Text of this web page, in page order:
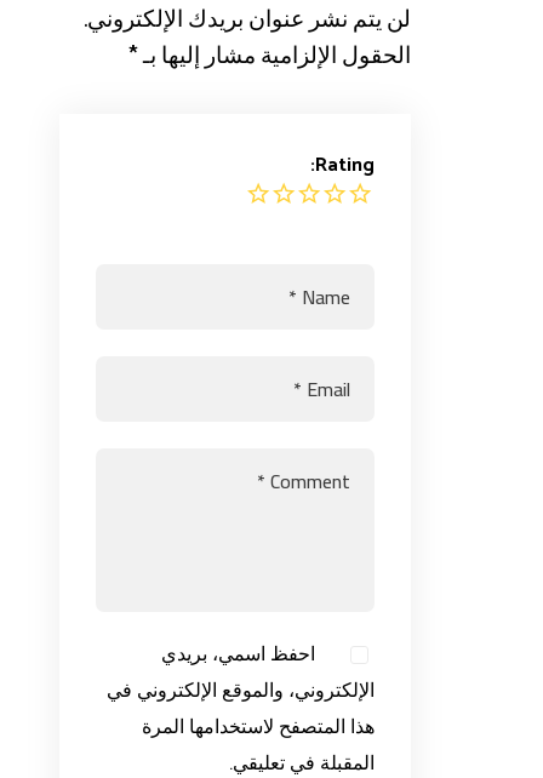
لن يتم نشر عنوان بريدك الإلكتروني.
الحقول الإلزامية مشار إليها بـ*
Rating
احفظ اسمي، بريدي
الإلكتروني، والموقع الإلكتروني في
هذا المتصفح لاستخدامها المرة
المقبلة في تعليقي.